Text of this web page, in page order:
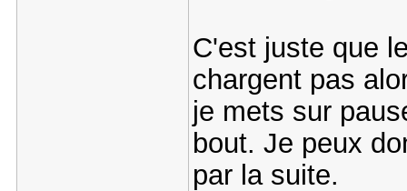
C'est juste que
chargent pas
je mets sur
bout. Je peux
par la suite.